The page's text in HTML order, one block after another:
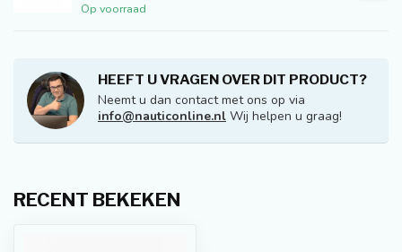
Op voorraad
HEEFT U VRAGEN OVER DIT PRODUCT?
Neemt u dan contact met ons op via
info@nauticonline.nl Wij helpen u graag!
RECENT BEKEKEN